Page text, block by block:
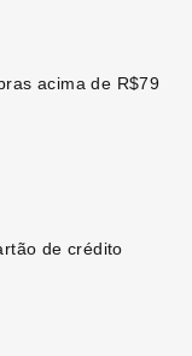
acima de R$79
de crédito